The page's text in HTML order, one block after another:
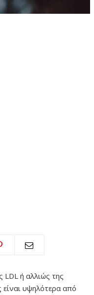
LDL ή αλλιώς της
είναι υψηλότερα από